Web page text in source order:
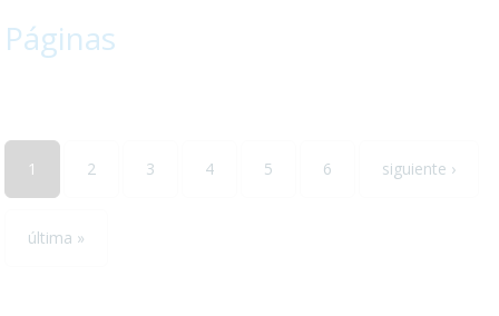
Páginas
1 2 3 4 5 6 siguiente ›
última »